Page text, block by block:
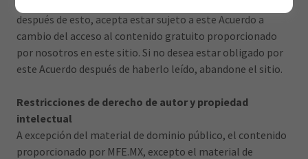
después de esto, acepta estar sujeto a este Acuerdo a
cambio del acceso al contenido gratuito proporcionado
por nosotros en este sitio. Si no desea estar obligado por
este Acuerdo después de haberlo leído, abandone el sitio.
Restricciones de derecho de autor y propiedad
intelectual
A excepción del material de dominio público, el contenido
proporcionado por MFE.MX, excepto el material de